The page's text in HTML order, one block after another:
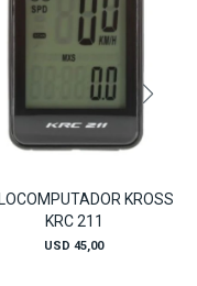
KROSS
KRC 211
USD 45,00